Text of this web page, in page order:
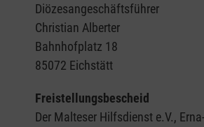
Diözesangeschäftsführer
Christian Alberter
Bahnhofplatz 18
85072 Eichstätt
Freistellungsbescheid
Der Malteser Hilfsdienst e.V.,